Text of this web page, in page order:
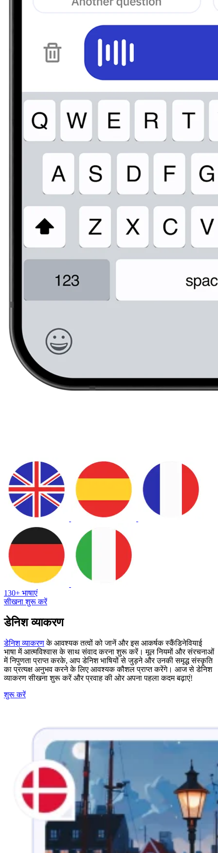
130+ भाषाएं
सीखना शुरू करें
डेनिश व्याकरण
डेनिश व्याकरणके आवश्यक तत्वों को जानें और इस आकर्षक स्कैंडिनेवियाई
भाषा में आत्मविश्वास के साथ संवाद करना शुरू करें। मूल नियमों और संरचनाओं
में निपुणता प्राप्त करके, आप डेनिश भाषियों से जुड़ने और उनकी समृद्ध संस्कृति
का प्रत्यक्ष अनुभव करने के लिए आवश्यक कौशल प्राप्त करेंगे। आज से डेनिश
व्याकरण सीखना शुरू करें और प्रवाह की ओर अपना पहला कदम बढ़ाएं!
शुरू करें